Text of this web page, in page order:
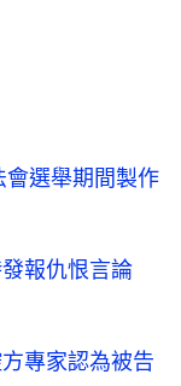
選舉期間製作
報仇恨言論
專家認為被告